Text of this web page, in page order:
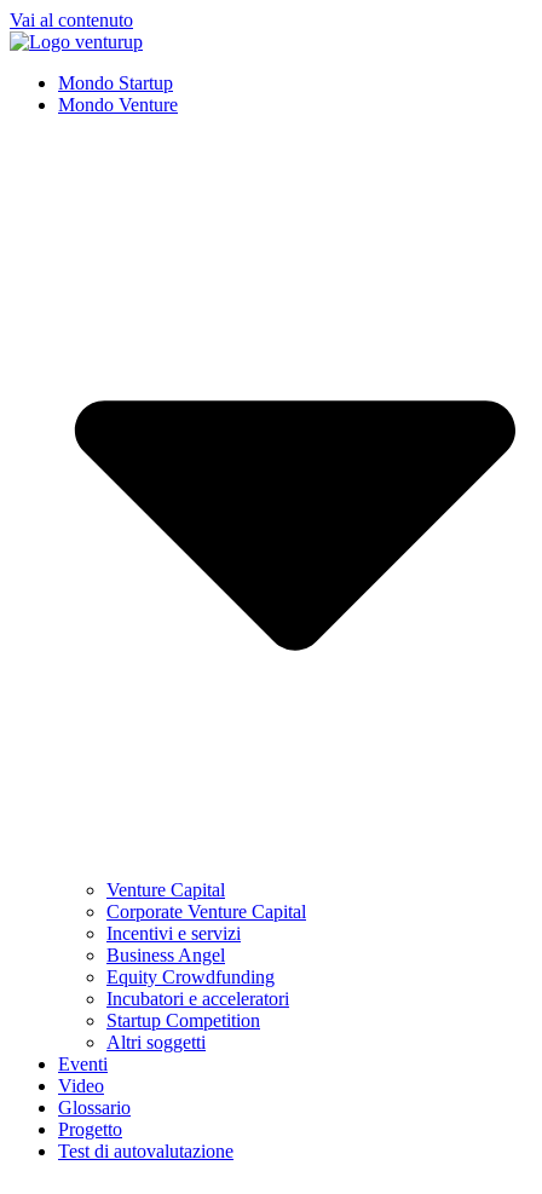
Vai al contenuto
Mondo Startup
Mondo Venture
Venture Capital
Corporate Venture Capital
Incentivi e servizi
Business Angel
Equity Crowdfunding
Incubatori e acceleratori
Startup Competition
Altri soggetti
Eventi
Video
Glossario
Progetto
Test di autovalutazione